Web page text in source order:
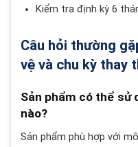
Kiểm tra định kỳ 6
Câu hỏi thường
vệ và chu kỳ thay
Sản phẩm có thể sử
nào?
Sản phẩm phù hợp với